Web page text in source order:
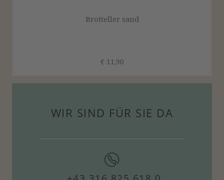
Brotteller sand
€ 11,90
WIR SIND FÜR SIE DA